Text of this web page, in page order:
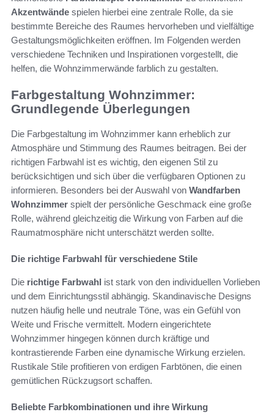
Akzentwände spielen hierbei eine zentrale Rolle, da sie
bestimmte Bereiche des Raumes hervorheben und vielfältige
Gestaltungsmöglichkeiten eröffnen. Im Folgenden werden
verschiedene Techniken und Inspirationen vorgestellt, die
helfen, die Wohnzimmerwände farblich zu gestalten.
Farbgestaltung Wohnzimmer:
Grundlegende Überlegungen
Die Farbgestaltung im Wohnzimmer kann erheblich zur
Atmosphäre und Stimmung des Raumes beitragen. Bei der
richtigen Farbwahl ist es wichtig, den eigenen Stil zu
berücksichtigen und sich über die verfügbaren Optionen zu
informieren. Besonders bei der Auswahl von Wandfarben
Wohnzimmer spielt der persönliche Geschmack eine große
Rolle, während gleichzeitig die Wirkung von Farben auf die
Raumatmosphäre nicht unterschätzt werden sollte.
Die richtige Farbwahl für verschiedene Stile
Die richtige Farbwahl ist stark von den individuellen Vorlieben
und dem Einrichtungsstil abhängig. Skandinavische Designs
nutzen häufig helle und neutrale Töne, was ein Gefühl von
Weite und Frische vermittelt. Modern eingerichtete
Wohnzimmer hingegen können durch kräftige und
kontrastierende Farben eine dynamische Wirkung erzielen.
Rustikale Stile profitieren von erdigen Farbtönen, die einen
gemütlichen Rückzugsort schaffen.
Beliebte Farbkombinationen und ihre Wirkung